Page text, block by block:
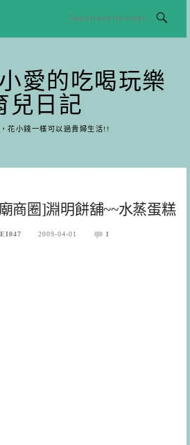
愛的吃喝玩樂
兒日記
花小錢一樣可以過貴婦生活!!
商圈]淵明餅舖~~水蒸蛋糕
2009-04-01 1